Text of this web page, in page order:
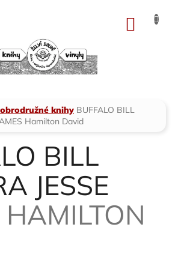
knihy BUFFALO BILL
Hamilton David
BILL
JESSE
HAMILTON